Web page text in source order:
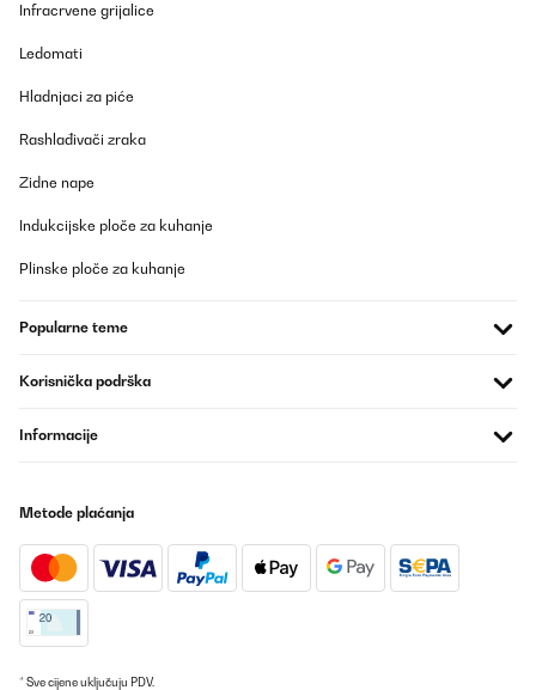
Infracrvene grijalice
Ledomati
Hladnjaci za piće
Rashlađivači zraka
Zidne nape
Indukcijske ploče za kuhanje
Plinske ploče za kuhanje
Popularne teme
Korisnička podrška
Informacije
Metode plaćanja
* Sve cijene uključuju PDV.